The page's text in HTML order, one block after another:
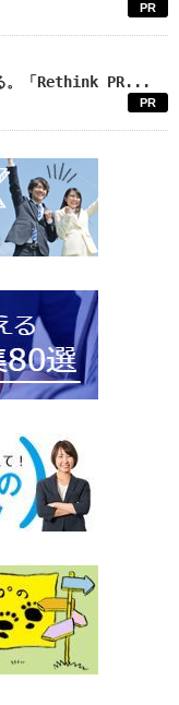
PR
。「Rethink PR...
PR